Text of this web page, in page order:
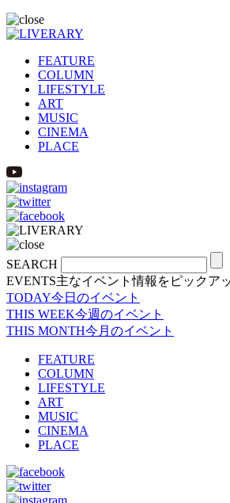
FEATURE
COLUMN
LIFESTYLE
ART
MUSIC
CINEMA
PLACE
SEARCH
EVENTS主なイベント情報をピックア
TODAY今日のイベント
THIS WEEK今週のイベント
THIS MONTH今月のイベント
FEATURE
COLUMN
LIFESTYLE
ART
MUSIC
CINEMA
PLACE